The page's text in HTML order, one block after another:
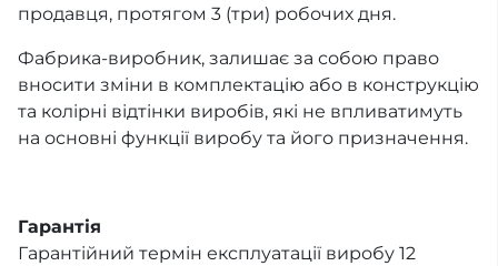
продавця, протягом 3 (три) робочих дня.
Фабрика-виробник, залишає за собою право
вносити зміни в комплектацію або в конструкцію
та колірні відтінки виробів, які не впливатимуть
на основні функції виробу та його призначення.
Гарантія
Гарантійний термін експлуатації виробу 12